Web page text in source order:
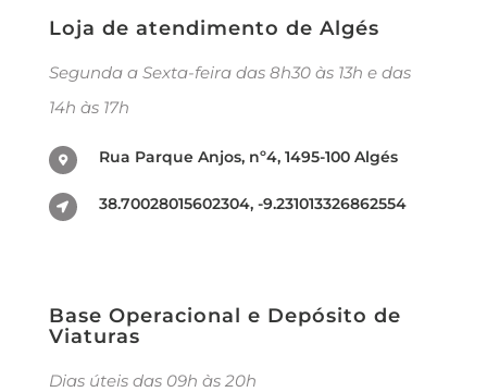
Loja de atendimento de Algés
Segunda a Sexta-feira das 8h30 às 13h e das
14h às 17h
Rua Parque Anjos, nº4, 1495-100 Algés
38.70028015602304, -9.231013326862554
Base Operacional e Depósito de
Viaturas
Dias úteis das 09h às 20h